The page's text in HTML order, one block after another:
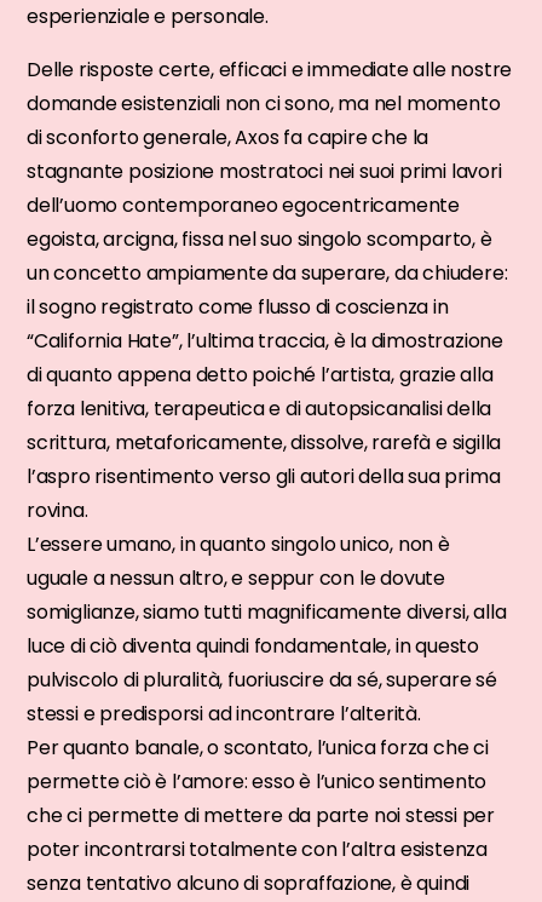
esperienziale e personale.
Delle risposte certe, efficaci e immediate alle nostre
domande esistenziali non ci sono, ma nel momento
di sconforto generale, Axos fa capire che la
stagnante posizione mostratoci nei suoi primi lavori
dell’uomo contemporaneo egocentricamente
egoista, arcigna, fissa nel suo singolo scomparto, è
un concetto ampiamente da superare, da chiudere:
il sogno registrato come flusso di coscienza in
“California Hate”, l’ultima traccia, è la dimostrazione
di quanto appena detto poiché l’artista, grazie alla
forza lenitiva, terapeutica e di autopsicanalisi della
scrittura, metaforicamente, dissolve, rarefà e sigilla
l’aspro risentimento verso gli autori della sua prima
rovina.
L’essere umano, in quanto singolo unico, non è
uguale a nessun altro, e seppur con le dovute
somiglianze, siamo tutti magnificamente diversi, alla
luce di ciò diventa quindi fondamentale, in questo
pulviscolo di pluralità, fuoriuscire da sé, superare sé
stessi e predisporsi ad incontrare l’alterità.
Per quanto banale, o scontato, l’unica forza che ci
permette ciò è l’amore: esso è l’unico sentimento
che ci permette di mettere da parte noi stessi per
poter incontrarsi totalmente con l’altra esistenza
senza tentativo alcuno di sopraffazione, è quindi